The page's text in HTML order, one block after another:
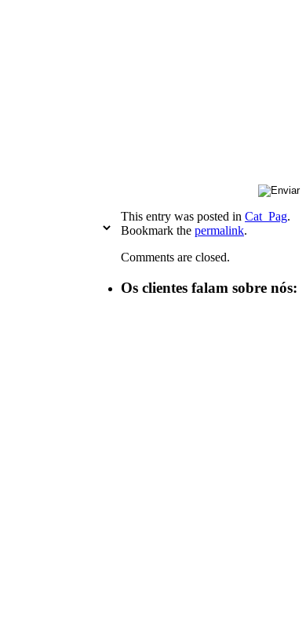
This entry was posted in Cat_Pag.
Bookmark the permalink.
Comments are closed.
Os clientes falam sobre nós: